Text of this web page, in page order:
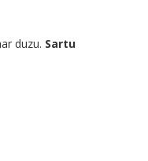
duzu. Sartu